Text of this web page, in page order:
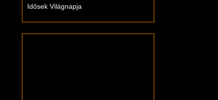
Idősek Világnapja